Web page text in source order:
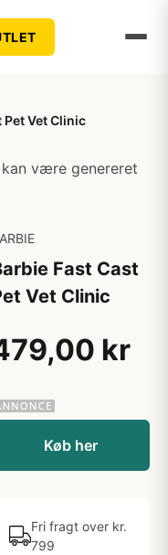
Pet Vet Clinic
være genereret
Fast Cast
Vet Clinic
kr
Køb her
Fri fragt over kr.
799